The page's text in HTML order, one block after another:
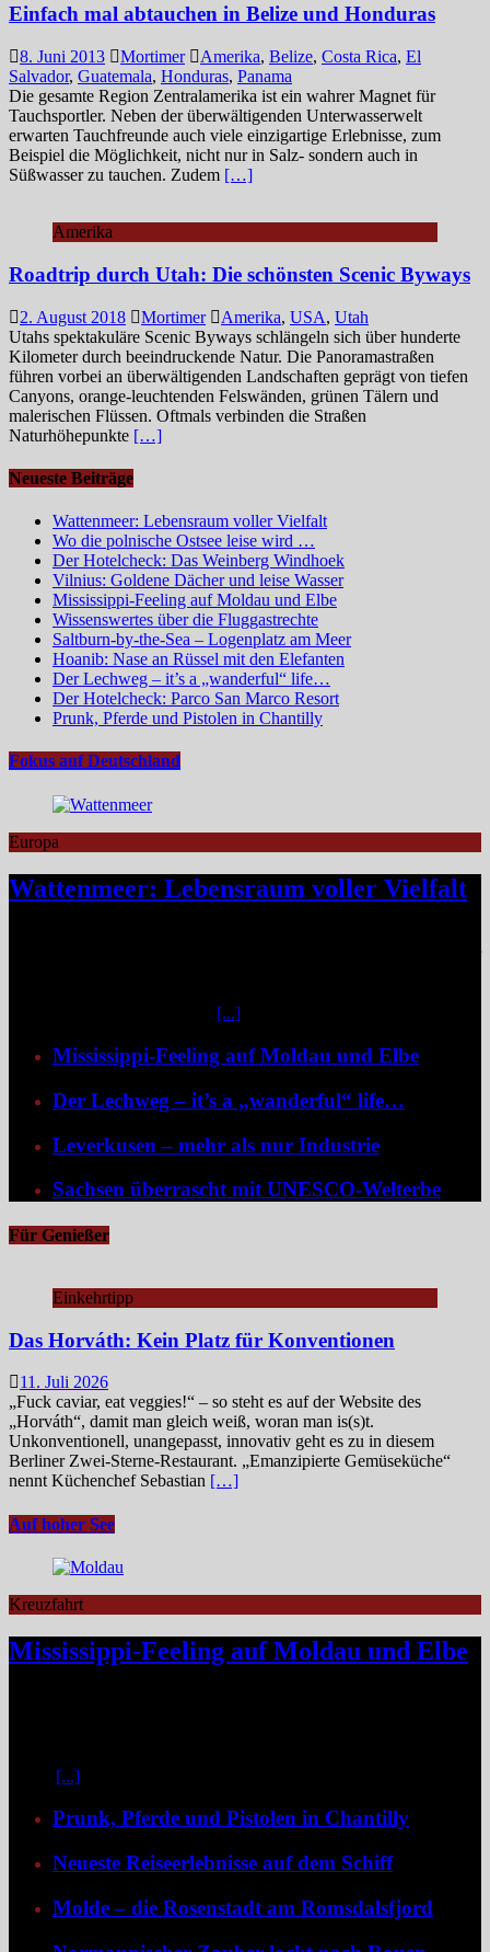
Einfach mal abtauchen in Belize und Honduras
8. Juni 2013 Mortimer Amerika, Belize, Costa Rica, El
Salvador, Guatemala, Honduras, Panama
Die gesamte Region Zentralamerika ist ein wahrer Magnet für
Tauchsportler. Neben der überwältigenden Unterwasserwelt
erwarten Tauchfreunde auch viele einzigartige Erlebnisse, zum
Beispiel die Möglichkeit, nicht nur in Salz- sondern auch in
Süßwasser zu tauchen. Zudem […]
Amerika
Roadtrip durch Utah: Die schönsten Scenic Byways
2. August 2018 Mortimer Amerika, USA, Utah
Utahs spektakuläre Scenic Byways schlängeln sich über hunderte
Kilometer durch beeindruckende Natur. Die Panoramastraßen
führen vorbei an überwältigenden Landschaften geprägt von tiefen
Canyons, orange-leuchtenden Felswänden, grünen Tälern und
malerischen Flüssen. Oftmals verbinden die Straßen
Naturhöhepunkte […]
Neueste Beiträge
Wattenmeer: Lebensraum voller Vielfalt
Wo die polnische Ostsee leise wird …
Der Hotelcheck: Das Weinberg Windhoek
Vilnius: Goldene Dächer und leise Wasser
Mississippi-Feeling auf Moldau und Elbe
Wissenswertes über die Fluggastrechte
Saltburn-by-the-Sea – Logenplatz am Meer
Hoanib: Nase an Rüssel mit den Elefanten
Der Lechweg – it’s a „wanderful“ life…
Der Hotelcheck: Parco San Marco Resort
Prunk, Pferde und Pistolen in Chantilly
Fokus auf Deutschland
Europa
Wattenmeer: Lebensraum voller Vielfalt
[...]
Mississippi-Feeling auf Moldau und Elbe
Der Lechweg – it’s a „wanderful“ life…
Leverkusen – mehr als nur Industrie
Sachsen überrascht mit UNESCO-Welterbe
Für Genießer
Einkehrtipp
Das Horváth: Kein Platz für Konventionen
11. Juli 2026
„Fuck caviar, eat veggies!“ – so steht es auf der Website des
„Horváth“, damit man gleich weiß, woran man is(s)t.
Unkonventionell, unangepasst, innovativ geht es zu in diesem
Berliner Zwei-Sterne-Restaurant. „Emanzipierte Gemüseküche“
nennt Küchenchef Sebastian […]
Auf hoher See
Kreuzfahrt
Mississippi-Feeling auf Moldau und Elbe
[...]
Prunk, Pferde und Pistolen in Chantilly
Neueste Reiseerlebnisse auf dem Schiff
Molde – die Rosenstadt am Romsdalsfjord